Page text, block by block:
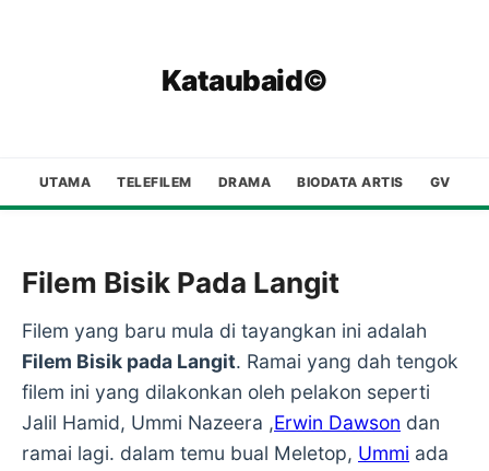
Kataubaid©
UTAMA TELEFILEM DRAMA BIODATA ARTIS GV
Filem Bisik Pada Langit
Filem yang baru mula di tayangkan ini adalah
Filem Bisik pada Langit. Ramai yang dah tengok
filem ini yang dilakonkan oleh pelakon seperti
Jalil Hamid, Ummi Nazeera ,Erwin Dawson dan
ramai lagi. dalam temu bual Meletop, Ummi ada